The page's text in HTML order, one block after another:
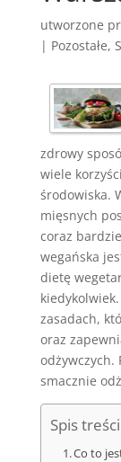
utworzone
| Pozostałe,
zdrowy
wiele
środowiska.
mięsnych
coraz
wegańska
dietę
zasadach,
oraz
odżywczych.
smacznie
Spis treści
Co to